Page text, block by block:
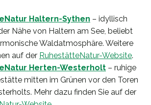
Haltern-Sythen – idyllisch
Nähe von Haltern am See, beliebt
Waldatmosphäre. Weitere
auf der RuhestätteNatur-Website.
Herten-Westerholt – ruhige
mitten im Grünen vor den Toren
Mehr dazu finden Sie auf der